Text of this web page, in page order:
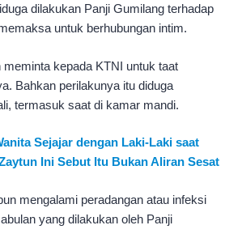
dilakukan Panji Gumilang terhadap
untuk berhubungan intim.
meminta kepada KTNI untuk taat
Bahkan perilakunya itu diduga
termasuk saat di kamar mandi.
Sejajar dengan Laki-Laki saat
Ini Sebut Itu Bukan Aliran Sesat
mengalami peradangan atau infeksi
yang dilakukan oleh Panji